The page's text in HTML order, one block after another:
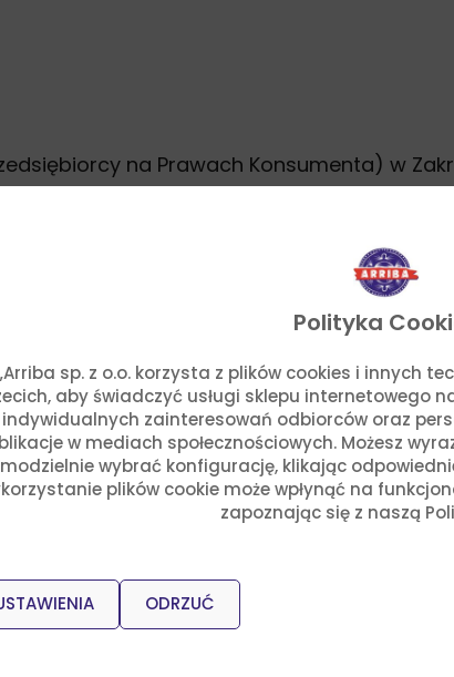
Polityka
sp. z o.o. korzysta z plików cookies i innych
aby świadczyć usługi sklepu internetowego
zainteresowań odbiorców oraz
w mediach społecznościowych. Możesz
wybrać konfigurację, klikając
plików cookie może wpłynąć na
zapoznając się z naszą
ODRZUĆ
na Prawach Konsumenta) w